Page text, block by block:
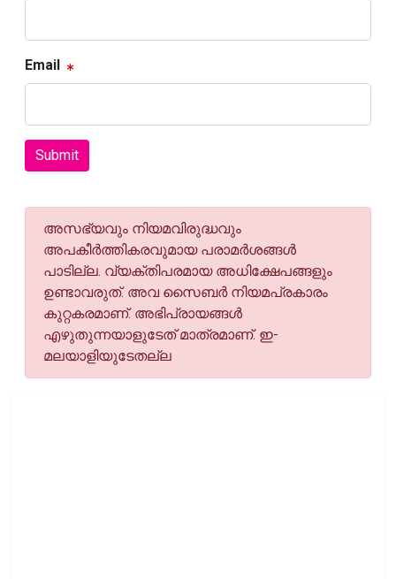
Email
Submit
അസഭ്യവും നിയമവിരുദ്ധവും
അപകീര്‍ത്തികരവുമായ പരാമര്‍ശങ്ങള്‍
പാടില്ല. വ്യക്തിപരമായ അധിക്ഷേപങ്ങളും
ഉണ്ടാവരുത്. അവ സൈബര്‍ നിയമപ്രകാരം
കുറ്റകരമാണ്. അഭിപ്രായങ്ങള്‍
എഴുതുന്നയാളുടേത് മാത്രമാണ്. ഇ-
മലയാളിയുടേതല്ല